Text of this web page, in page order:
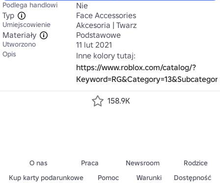
Podlega handlowi
Nie
Typ
Face Accessories
Umiejscowienie
Akcesoria | Twarz
Materiały
Podstawowe
Utworzono 11 lut 2021
Opis
https://www.roblox.com/catalog/?
158.9K
O nas Praca Newsroom
Rodzice
Kup karty podarunkowe
Pomoc Warunki Dostępność